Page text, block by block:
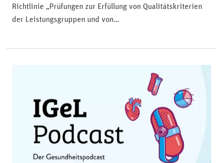
Richtlinie „Prüfungen zur Erfüllung von Qualitätskriterien
der Leistungsgruppen und von…